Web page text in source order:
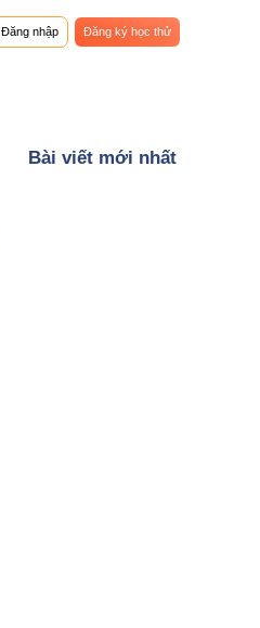
Đăng nhập Đăng ký học thử
Bài viết mới nhất